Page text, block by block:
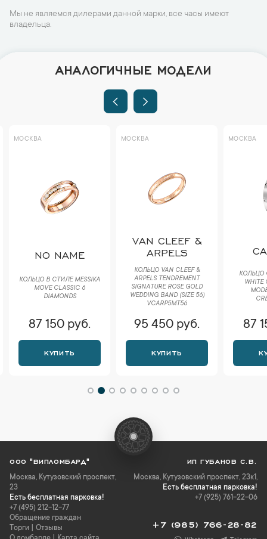
Мы не являемся дилерами данной марки, все часы имеют
владельца.
АНАЛОГИЧНЫЕ МОДЕЛИ
МОСКВА
NO NAME
КОЛЬЦО В СТИЛЕ MESSIKA
MOVE CLASSIC 6
DIAMONDS
87 150 руб.
КУПИТЬ
МОСКВА
VAN CLEEF &
ARPELS
КОЛЬЦО VAN CLEEF &
ARPELS TENDREMENT
SIGNATURE ROSE GOLD
WEDDING BAND (SIZE 56)
VCARP5MT56
95 450 руб.
КУПИТЬ
МОСКВА
КОЛЬЦО
WHITE
87
ООО "ВИПЛОМБАРД"
Москва, Кутузовский проспект,
23
Есть бесплатная парковка!
+7 (495) 212-12-77
Обращение граждан
Торги
Отзывы
ИП ГУБАНОВ С.В.
Москва, Кутузовский проспект, 23к1,
Есть бесплатная парковка!
+7 (925) 761-22-06
+7 (985) 766-28-82